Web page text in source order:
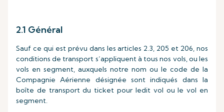
2.1 Général
Sauf ce qui est prévu dans les articles 2.3, 205 et 206, nos
conditions de transport s’appliquent à tous nos vols, ou les
vols en segment, auxquels notre nom ou le code de la
Compagnie Aérienne désignée sont indiqués dans la
boîte de transport du ticket pour ledit vol ou le vol en
segment.